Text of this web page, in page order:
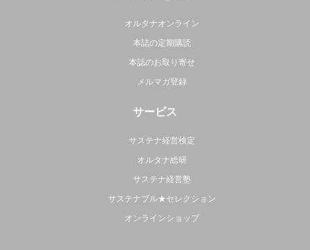
オルタナオンライン
本誌の定期購読
本誌のお取り寄せ
メルマガ登録
サービス
サステナ経営検定
オルタナ総研
サステナ経営塾
サステナブル★セレクション
オンラインショップ